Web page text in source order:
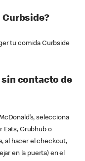
Curbside?
tu comida Curbside
sin contacto de
selecciona
Eats, Grubhub o
al hacer el checkout,
en la puerta) en el